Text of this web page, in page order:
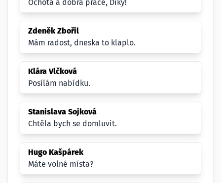
Ochota a dobrá práce, Díky!
Zdeněk Zbořil
Mám radost, dneska to klaplo.
Klára Vlčková
Posílám nabídku.
Stanislava Sojková
Chtěla bych se domluvit.
Hugo Kašpárek
Máte volné místa?